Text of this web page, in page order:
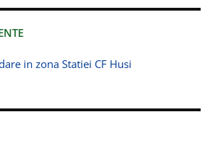
in zona Statiei CF Husi